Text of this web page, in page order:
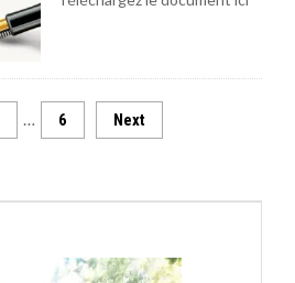
… 6 Next